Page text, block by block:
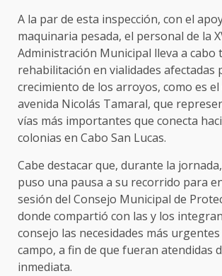
A la par de esta inspección, con el
maquinaria pesada, el personal de la
Administración Municipal lleva a cabo
rehabilitación en vialidades afectadas
crecimiento de los arroyos, como es el
avenida Nicolás Tamaral, que
vías más importantes que conecta
colonias en Cabo San Lucas.
Cabe destacar que, durante la
puso una pausa a su recorrido para
sesión del Consejo Municipal de
donde compartió con las y los
consejo las necesidades más
campo, a fin de que fueran atendidas
inmediata.